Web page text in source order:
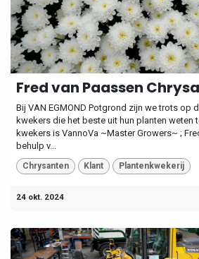
Fred van Paassen
Bij VAN EGMOND Potgrond zijn we trots op
kwekers die het beste uit hun planten weten
kwekers is VannoVa ~Master Growers~ ;
behulp v...
Chrysanten Klant Plantenkwekerij
24 okt. 2024